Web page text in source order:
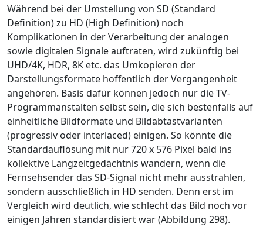
Während bei der Umstellung von SD (Standard
Definition) zu HD (High Definition) noch
Komplikationen in der Verarbeitung der analogen
sowie digitalen Signale auftraten, wird zukünftig bei
UHD/4K, HDR, 8K etc. das Umkopieren der
Darstellungsformate hoffentlich der Vergangenheit
angehören. Basis dafür können jedoch nur die TV-
Programmanstalten selbst sein, die sich bestenfalls auf
einheitliche Bildformate und Bildabtastvarianten
(progressiv oder interlaced) einigen. So könnte die
Standardauflösung mit nur 720 x 576 Pixel bald ins
kollektive Langzeitgedächtnis wandern, wenn die
Fernsehsender das SD-Signal nicht mehr ausstrahlen,
sondern ausschließlich in HD senden. Denn erst im
Vergleich wird deutlich, wie schlecht das Bild noch vor
einigen Jahren standardisiert war (Abbildung 298).